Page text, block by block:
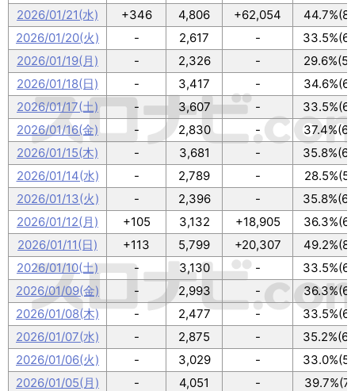
2026/01/21(水)
+346 4,806 +62,054
2026/01/20(火)
- 2,617 -
2026/01/19(月)
- 2,326 -
2026/01/18(日)
- 3,417 -
2026/01/17(土)
- 3,607 -
2026/01/16(金)
- 2,830 -
2026/01/15(木)
- 3,681 -
2026/01/14(水)
- 2,789 -
2026/01/13(火)
- 2,396 -
2026/01/12(月)
+105 3,132 +18,905
2026/01/11(日)
+113 5,799 +20,307
2026/01/10(土)
- 3,130 -
2026/01/09(金)
- 2,993 -
2026/01/08(木)
- 2,477 -
2026/01/07(水)
- 2,875 -
2026/01/06(火)
- 3,029 -
2026/01/05(月)
- 4,051 -